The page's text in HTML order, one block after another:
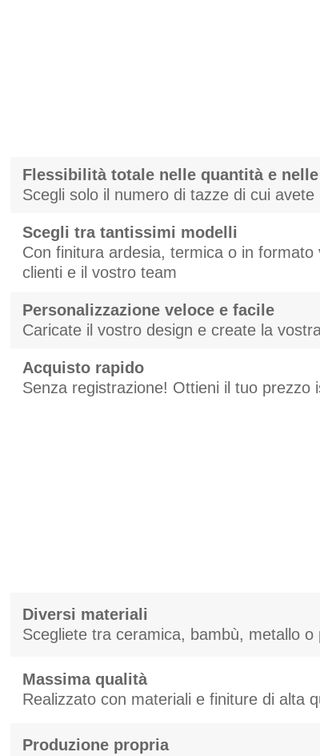
Flessibilità totale nelle quantità e
Scegli solo il numero di tazze di cui
Scegli tra tantissimi modelli
Con finitura ardesia, termica o in
clienti e il vostro team
Personalizzazione veloce e facile
Caricate il vostro design e create la
Acquisto rapido
Senza registrazione! Ottieni il tuo prezzo
Diversi materiali
Scegliete tra ceramica, bambù, metallo o
Massima qualità
Realizzato con materiali e finiture di alta
Produzione propria